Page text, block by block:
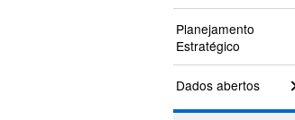
Planejamento
Estratégico
Dados abertos